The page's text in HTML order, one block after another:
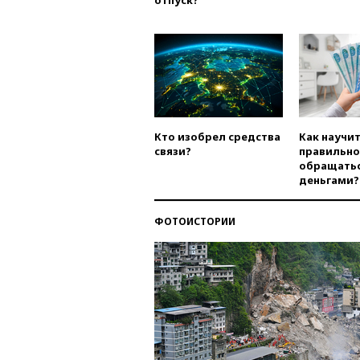
Кто изобрел средства
связи?
Как
правильно
деньгами?
ФОТОИСТОРИИ